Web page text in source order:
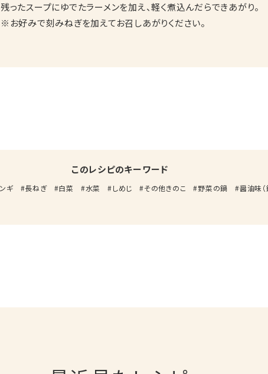
残ったスープにゆでたラーメンを加え、軽く煮込んだらできあがり。
※お好みで刻みねぎを加えてお召しあがりください。
このレシピのキーワード
ギ 長ねぎ 白菜 水菜 しめじ その他きのこ 野菜の鍋 醤油味（